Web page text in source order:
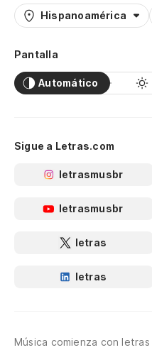
Hispanoamérica
Pantalla
Automático
Sigue a Letras.com
letrasmusbr
letrasmusbr
letras
letras
Música comienza con letras